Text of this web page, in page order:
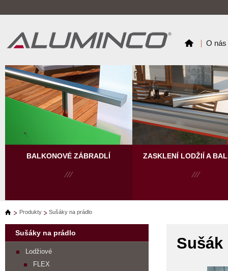
O nás
BALKONOVÉ ZÁBRADLÍ ZASKLENÍ LODŽIÍ A
Produkty Sušáky na prádlo
Sušáky na prádlo
Lodžiové
FLEX
Sušák